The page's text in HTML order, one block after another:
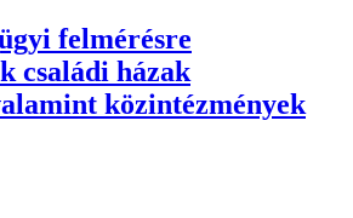
felmérésre
családi házak
közintézmények